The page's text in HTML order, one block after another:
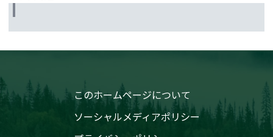
このホームページについて
ソーシャルメディアポリシー